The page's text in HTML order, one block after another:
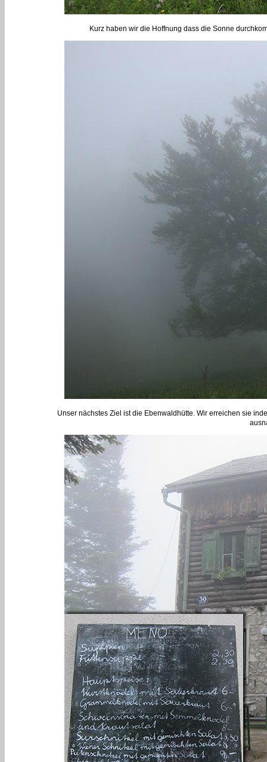
Kurz haben wir die Hoffnung dass die Sonne
Unser nächstes Ziel ist die Ebenwaldhütte. Wir erreichen sie